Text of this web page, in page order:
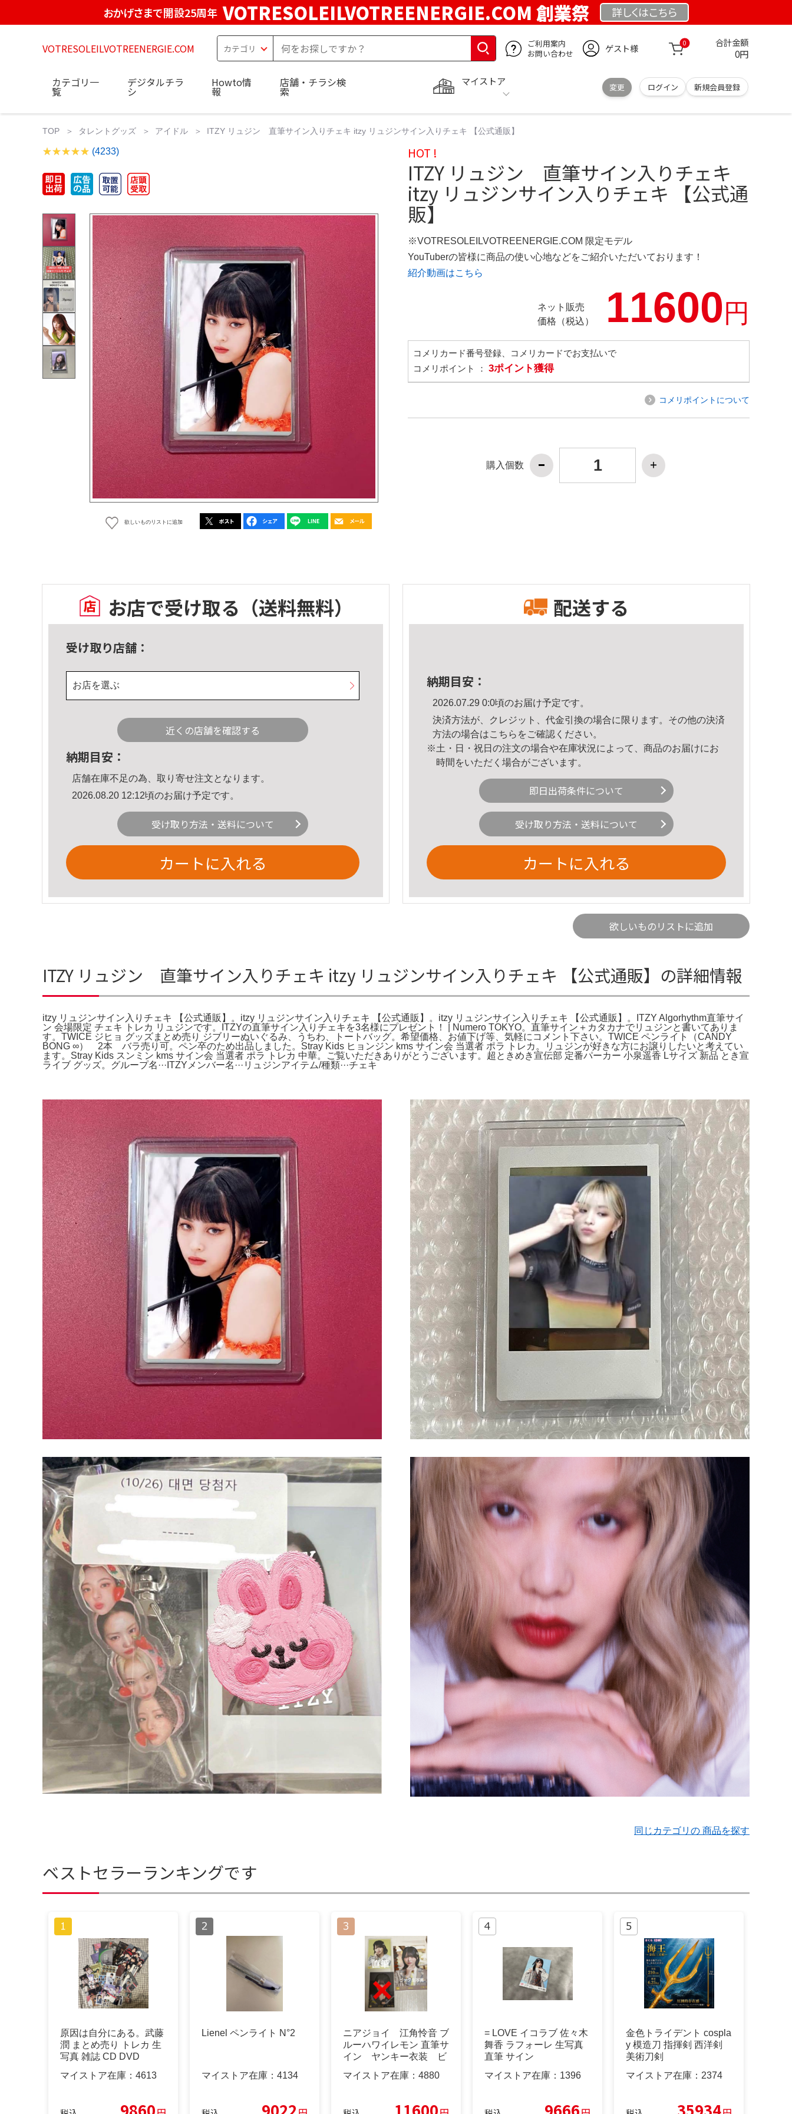
おかげさまで開設25周年 VOTRESOLEILVOTREENERGIE.COM 創業祭 詳しくはこちら
VOTRESOLEILVOTREENERGIE.COM
ご利用案内
お問い合わせ
ゲスト様 0 合計金額
0円
マイストア
変更 ログイン 新規会員登録
カテゴリ一
覧
デジタルチラ
シ
Howto情
報
店舗・チラシ検
索
TOP タレントグッズ アイドル ITZY リュジン 直筆サイン入りチェキ itzy リュジンサイン入りチェキ 【公式通販】
(4233)
欲しいものリストに追加
HOT !
ITZY リュジン 直筆サイン入りチェキ
itzy リュジンサイン入りチェキ 【公式通
販】
※VOTRESOLEILVOTREENERGIE.COM 限定モデル
YouTuberの皆様に商品の使い心地などをご紹介いただいております！
紹介動画はこちら
ネット販売
価格（税込）
11600円
コメリカード番号登録、コメリカードでお支払いで
コメリポイント ： 3ポイント獲得
コメリポイントについて
購入個数
お店で受け取る （送料無料）
受け取り店舗：
お店を選ぶ
近くの店舗を確認する
納期目安：
店舗在庫不足の為、取り寄せ注文となります。
2026.08.20 12:12頃のお届け予定です。
受け取り方法・送料について
カートに入れる
配送する
納期目安：
2026.07.29 0:0頃のお届け予定です。
決済方法が、クレジット、代金引換の場合に限ります。その他の決済
方法の場合はこちら をご確認ください。
※土・日・祝日の注文の場合や在庫状況によって、商品のお届けにお
時間をいただく場合がございます。
即日出荷条件について
受け取り方法・送料について
カートに入れる
欲しいものリストに追加
ITZY リュジン 直筆サイン入りチェキ itzy リュジンサイン入りチェキ 【公式通販】の詳細情報
itzy リュジンサイン入りチェキ 【公式通販】。itzy リュジンサイン入りチェキ 【公式通販】。itzy リュジンサイン入りチェキ 【公式通販】。ITZY Algorhythm直筆サイ
ン 会場限定 チェキ トレカ リュジンです。ITZYの直筆サイン入りチェキを3名様にプレゼント！ | Numero TOKYO。直筆サイン＋カタカナでリュジンと書いてありま
す。TWICE ジヒョ グッズまとめ売り ジブリーぬいぐるみ、うちわ、トートバッグ。希望価格、お値下げ等、気軽にコメント下さい。TWICE ペンライト（CANDY
BONG ∞） 2本 バラ売り可。ペン卒のため出品しました。Stray Kids ヒョンジン kms サイン会 当選者 ポラ トレカ。リュジンが好きな方にお譲りしたいと考えてい
ます。Stray Kids スンミン kms サイン会 当選者 ポラ トレカ 中華。ご覧いただきありがとうございます。超ときめき宣伝部 定番パーカー 小泉遥香 Lサイズ 新品 とき宣
ライブ グッズ。グループ名···ITZYメンバー名···リュジンアイテム/種類···チェキ
同じカテゴリの 商品を探す
ベストセラーランキングです
原因は自分にある。武藤
潤 まとめ売り トレカ 生
写真 雑誌 CD DVD
マイストア在庫： 4613
9860
Lienel ペンライト N°2
マイストア在庫： 4134
9022
ニアジョイ 江角怜音 ブ
ルーハワイレモン 直筆サ
イン ヤンキー衣装 ビ
マイストア在庫： 4880
11600
= LOVE イコラブ 佐々木
舞香 ラフォーレ 生写真
直筆 サイン
マイストア在庫： 1396
9666
金色トライデント cospla
y 模造刀 指揮剣 西洋剣
美術刀剣
マイストア在庫： 2374
35934